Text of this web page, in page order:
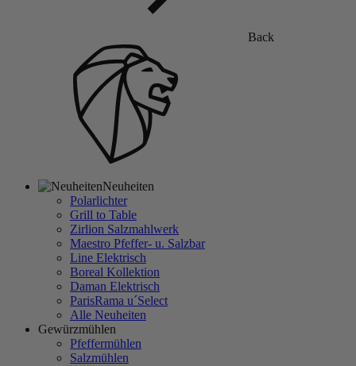
Back
Neuheiten
Polarlichter
Grill to Table
Zirlion Salzmahlwerk
Maestro Pfeffer- u. Salzbar
Line Elektrisch
Boreal Kollektion
Daman Elektrisch
ParisRama u´Select
Alle Neuheiten
Gewürzmühlen
Pfeffermühlen
Salzmühlen